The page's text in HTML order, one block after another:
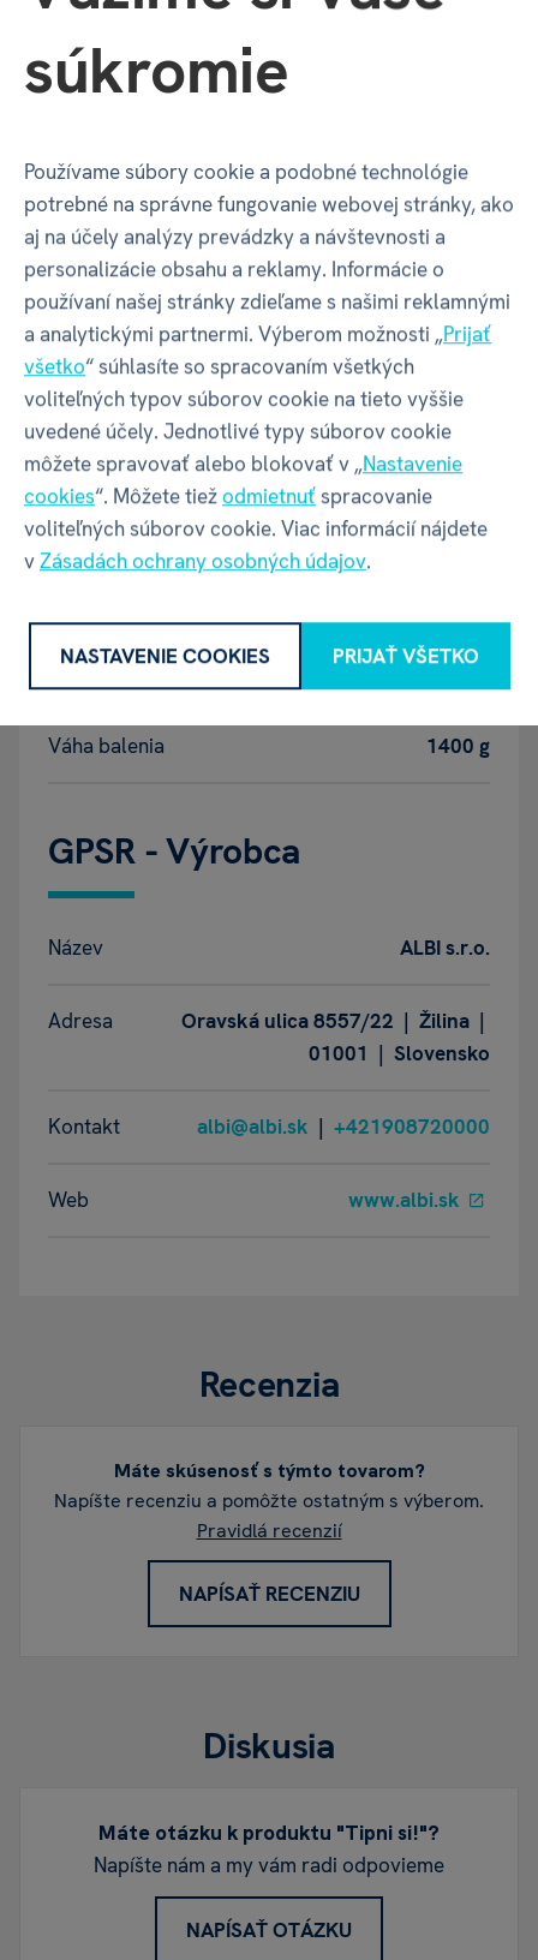
Jazyk pravidiel SK
Počet hráčov
Vek 12+
Balenie produktu
Šírka balenia 250 mm
Výška balenia 250 mm
Váha balenia 1400 g
GPSR - Výrobca
Název ALBI s.r.o.
Adresa
Oravská ulica 8557/22 | Žilina |
01001 | Slovensko
Kontakt albi@albi.sk | +421908720000
Web www.albi.sk
Recenzia
Máte skúsenosť s týmto tovarom?
Napíšte recenziu a pomôžte ostatným s výberom.
Pravidlá recenzií
NAPÍSAŤ RECENZIU
Diskusia
Máte otázku k produktu "Tipni si!"?
Napíšte nám a my vám radi odpovieme
NAPÍSAŤ OTÁZKU
súkromie
Používame súbory cookie a podobné technológie
potrebné na správne fungovanie webovej stránky, ako
aj na účely analýzy prevádzky a návštevnosti a
personalizácie obsahu a reklamy. Informácie o
používaní našej stránky zdieľame s našimi reklamnými
a analytickými partnermi. Výberom možnosti „Prijať
všetko“ súhlasíte so spracovaním všetkých
voliteľných typov súborov cookie na tieto vyššie
uvedené účely. Jednotlivé typy súborov cookie
môžete spravovať alebo blokovať v „Nastavenie
cookies“. Môžete tiežodmietnuťspracovanie
voliteľných súborov cookie. Viac informácií nájdete
vZásadách ochrany osobných údajov.
NASTAVENIE COOKIES PRIJAŤ VŠETKO